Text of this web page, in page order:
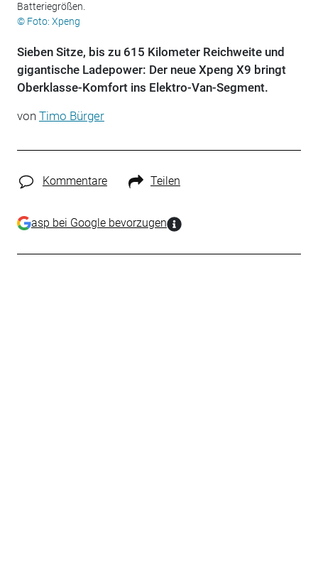
Batteriegrößen.
© Foto: Xpeng
Sieben Sitze, bis zu 615 Kilometer Reichweite und
gigantische Ladepower: Der neue Xpeng X9 bringt
Oberklasse-Komfort ins Elektro-Van-Segment.
von Timo Bürger
Kommentare Teilen
asp bei Google bevorzugen